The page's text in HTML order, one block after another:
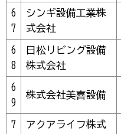
6
7
シンギ設備工業株
式会社
6
8
日松リビング設備
株式会社
6
9
株式会社美喜設備
7
アクアライフ株式